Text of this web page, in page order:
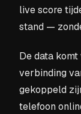
live score
stand —
De data
verbinding
gekoppeld
telefoon